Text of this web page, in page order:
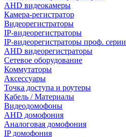
AHD видеокамеры
Камера-регистратор
Видеорегистраторы
IP-видеорегистраторы
IP-видеорегистраторы проф. серии
AHD видеорегистраторы
Сетевое оборудование
Коммутаторы
Аксессуары
Точка доступа и роутеры
Кабель / Материалы
Видеодомофоны
AHD домофония
Аналоговая домофония
IP домофония